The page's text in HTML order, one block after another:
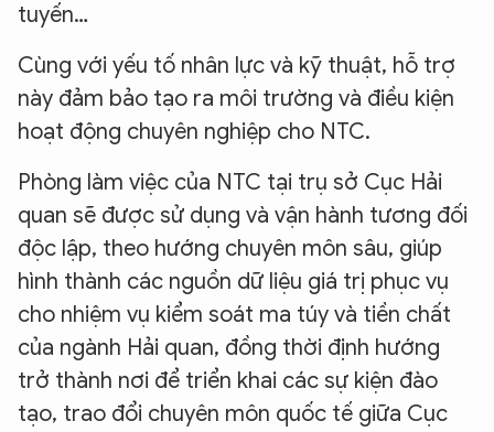
tuyến…
Cùng với yếu tố nhân lực và kỹ thuật, hỗ trợ
này đảm bảo tạo ra môi trường và điều kiện
hoạt động chuyên nghiệp cho NTC.
Phòng làm việc của NTC tại trụ sở Cục Hải
quan sẽ được sử dụng và vận hành tương đối
độc lập, theo hướng chuyên môn sâu, giúp
hình thành các nguồn dữ liệu giá trị phục vụ
cho nhiệm vụ kiểm soát ma túy và tiền chất
của ngành Hải quan, đồng thời định hướng
trở thành nơi để triển khai các sự kiện đào
tạo, trao đổi chuyên môn quốc tế giữa Cục